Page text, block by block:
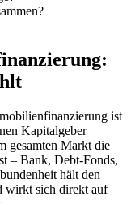
ist
Kapitalgeber
gesamten Markt die
– Bank, Debt-Fonds,
hält den
wirkt sich direkt auf